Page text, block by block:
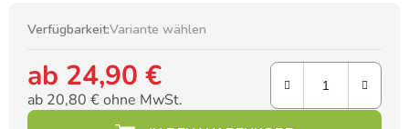
Verfügbarkeit:Variante wählen
ab 24,90 €
ab 20,80 €ohne MwSt.